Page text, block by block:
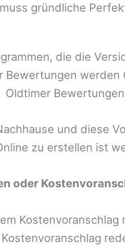
gründliche
die die
Bewertungen
Oldtimer
und diese
zu erstellen ist
oder